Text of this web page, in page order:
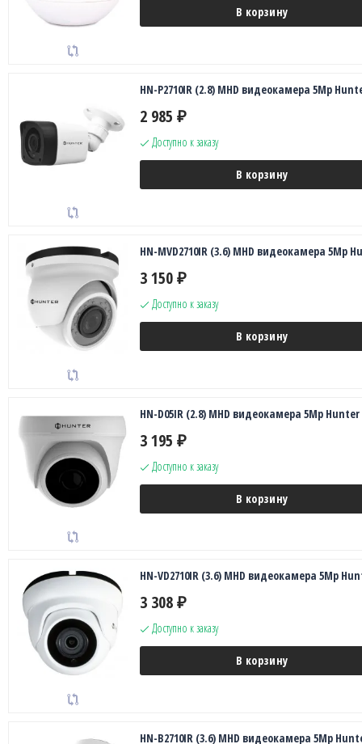
В корзину
HN-P2710IR (2.8) MHD видеокамера 5Mp
2 985 ₽
Доступно к заказу
В корзину
HN-MVD2710IR (3.6) MHD видеокамера 5Mp
3 150 ₽
Доступно к заказу
В корзину
HN-D05IR (2.8) MHD видеокамера 5Mp Hunter
3 195 ₽
Доступно к заказу
В корзину
HN-VD2710IR (3.6) MHD видеокамера 5Mp
3 308 ₽
Доступно к заказу
В корзину
HN-B2710IR (3.6) MHD видеокамера 5Mp